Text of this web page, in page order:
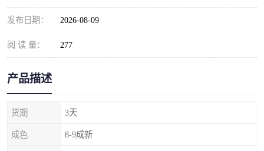
发布日期： 2026-08-09
阅 读 量： 277
产品描述
货期 3天
成色 8-9成新